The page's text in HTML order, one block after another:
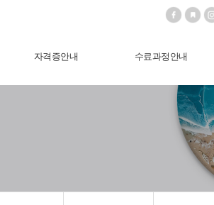
자격증안내 수료과정안내